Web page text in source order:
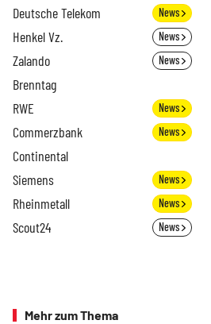
Deutsche Telekom News
Henkel Vz. News
Zalando News
Brenntag
RWE News
Commerzbank News
Continental
Siemens News
Rheinmetall News
Scout24 News
Mehr zum Thema